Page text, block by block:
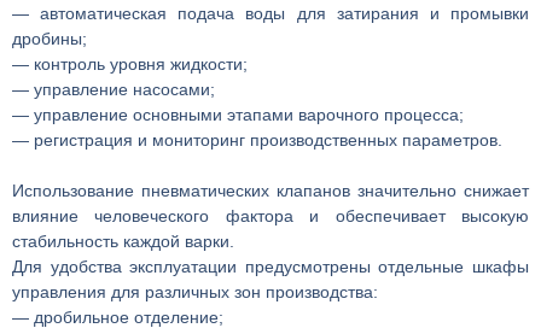
— автоматическая подача воды для затирания и промывки
дробины;
— контроль уровня жидкости;
— управление насосами;
— управление основными этапами варочного процесса;
— регистрация и мониторинг производственных параметров.
Использование пневматических клапанов значительно снижает
влияние человеческого фактора и обеспечивает высокую
стабильность каждой варки.
Для удобства эксплуатации предусмотрены отдельные шкафы
управления для различных зон производства:
— дробильное отделение;